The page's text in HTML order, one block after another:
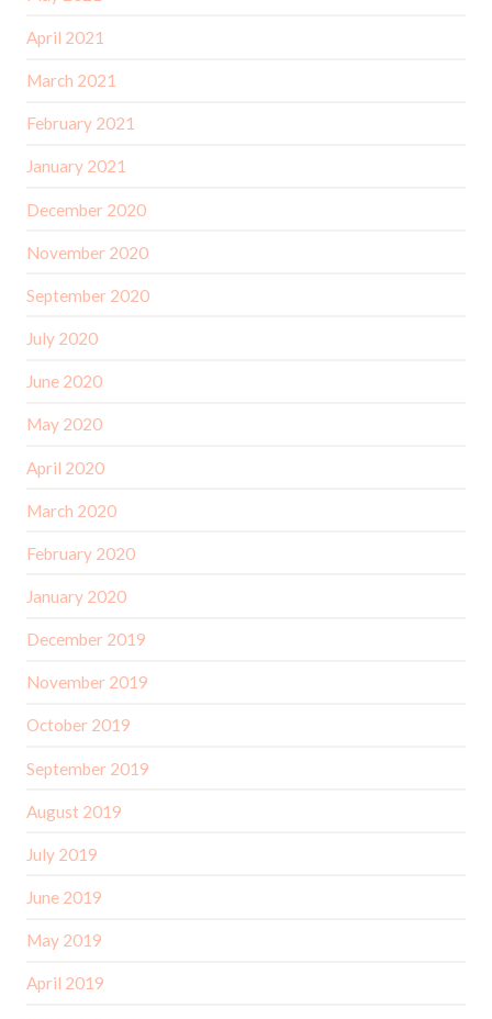
April 2021
March 2021
February 2021
January 2021
December 2020
November 2020
September 2020
July 2020
June 2020
May 2020
April 2020
March 2020
February 2020
January 2020
December 2019
November 2019
October 2019
September 2019
August 2019
July 2019
June 2019
May 2019
April 2019